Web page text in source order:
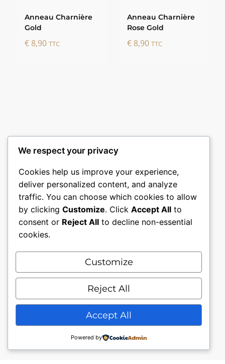
Anneau Charnière
Gold
€8,90 TTC
Anneau Charnière
Rose Gold
€8,90 TTC
Mon compte
Nous contacter.
Conditions générales.
Politique de confidentialité
We respect your privacy
Cookies help us improve your experience,
deliver personalized content, and analyze
traffic. You can choose which cookies to allow
by clicking Customize. Click Accept All to
consent or Reject All to decline non-essential
cookies.
Customize
Reject All
Accept All
Powered by